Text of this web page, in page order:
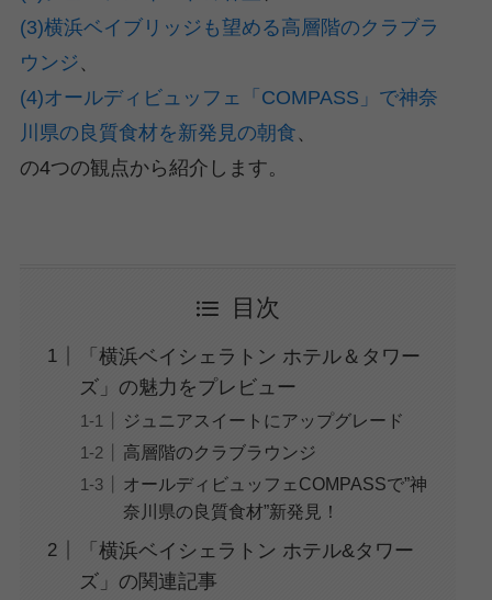
(3)横浜ベイブリッジも望める高層階のクラブラ
ウンジ
(4)オールディビュッフェ「COMPASS」で神奈
川県の良質食材を新発見の朝食
の4つの観点から紹介します。
目次
「横浜ベイシェラトン ホテル＆タワー
ズ」の魅力をプレビュー
ジュニアスイートにアップグレード
高層階のクラブラウンジ
オールディビュッフェCOMPASSで”神
奈川県の良質食材”新発見！
「横浜ベイシェラトン ホテル&タワー
ズ」の関連記事